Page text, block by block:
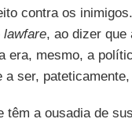
contra os
lawfare, ao dizer que
era, mesmo, a
ser, pateticamente,
têm a ousadia de